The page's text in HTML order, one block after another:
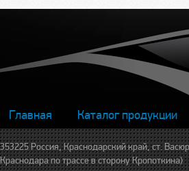
Главная Каталог продукции
353225 Россия, Краснодарский край, ст.
Краснодара по трассе в сторону Кропоткина)